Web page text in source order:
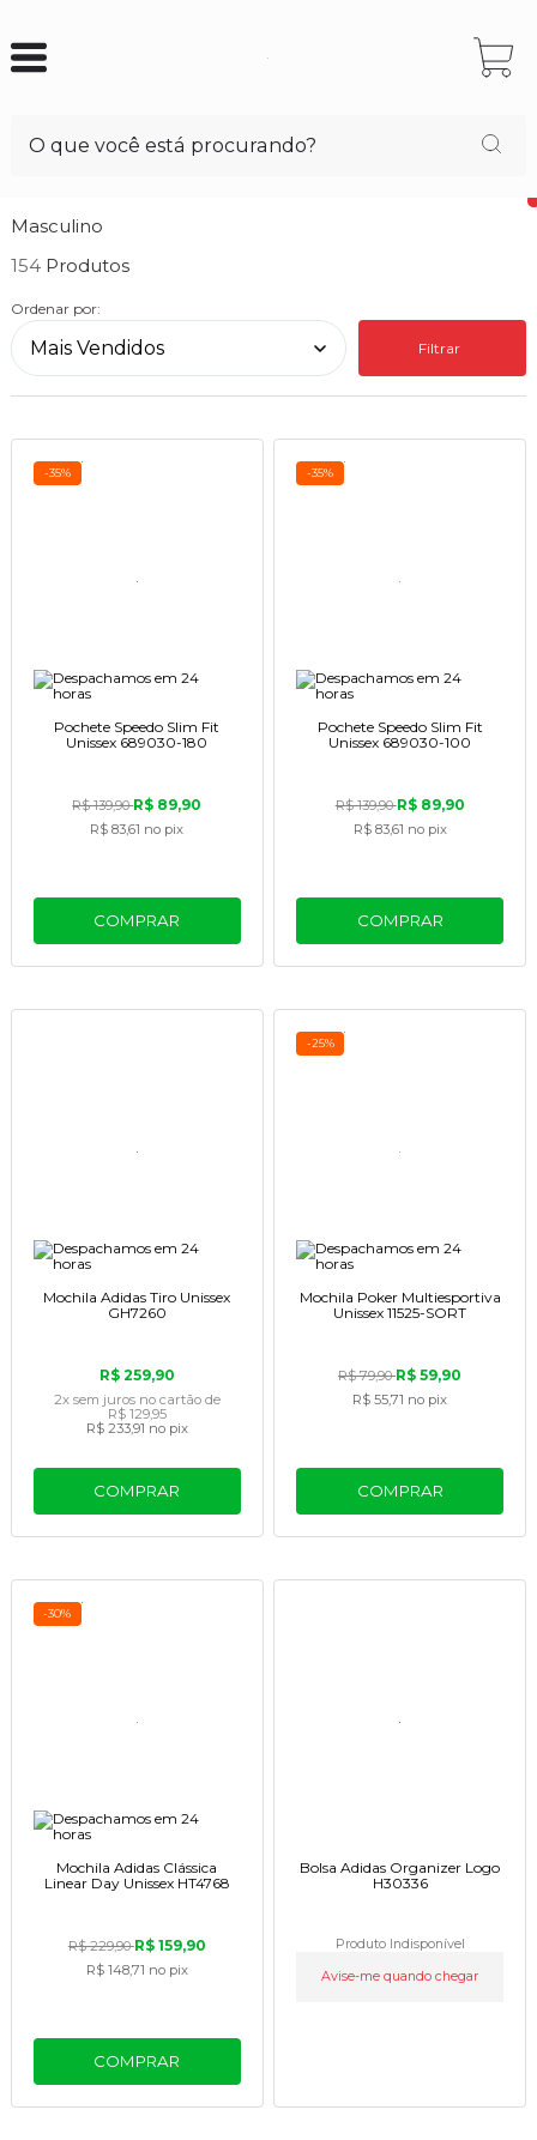
Masculino
154
Ordenar por:
Filtrar
-35%
Pochete Speedo Slim Fit
Unissex 689030-180
R$ 139,90R$ 89,90
R$ 83,61 no pix
COMPRAR
-35%
Pochete Speedo Slim Fit
Unissex 689030-100
R$ 139,90R$ 89,90
R$ 83,61 no pix
COMPRAR
Mochila Adidas Tiro Unissex
GH7260
R$ 259,90
2x sem juros no cartãode
R$ 129,95
R$ 233,91 no pix
COMPRAR
-25%
Mochila Poker Multiesportiva
Unissex 11525-SORT
R$ 79,90R$ 59,90
R$ 55,71 no pix
COMPRAR
-30%
Mochila Adidas Clássica
Linear Day Unissex HT4768
R$ 229,90R$ 159,90
R$ 148,71 no pix
COMPRAR
Bolsa Adidas Organizer Logo
H30336
Produto Indisponível
Avise-me quando chegar